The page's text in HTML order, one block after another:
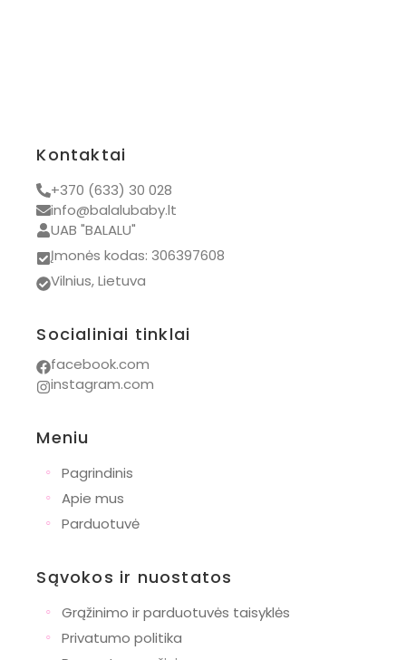
Kontaktai
+370 (633) 30 028
info@balalubaby.lt
UAB "BALALU"
Įmonės kodas: 306397608
Vilnius, Lietuva
Socialiniai tinklai
facebook.com
instagram.com
Meniu
◦
Pagrindinis
◦ Apie mus
◦ Parduotuvė
Sąvokos ir nuostatos
◦
Grąžinimo ir parduotuvės taisyklės
◦ Privatumo politika